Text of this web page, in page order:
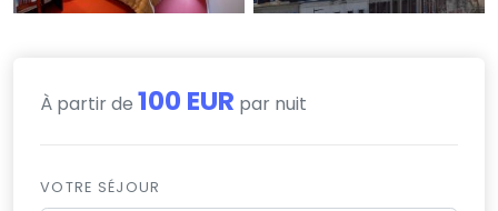
À partir de 100 EUR par nuit
VOTRE SÉJOUR